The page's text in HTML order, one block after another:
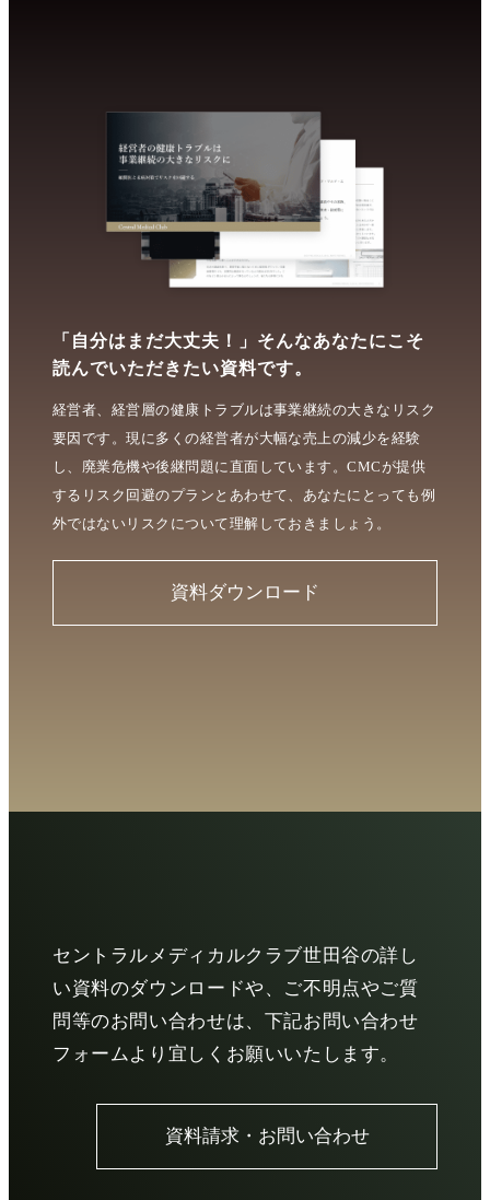
「自分はまだ大丈夫！」そんなあなたにこそ
読んでいただきたい資料です。
経営者、経営層の健康トラブルは事業継続の大きなリスク
要因です。現に多くの経営者が大幅な売上の減少を経験
し、廃業危機や後継問題に直面しています。CMCが提供
するリスク回避のプランとあわせて、あなたにとっても例
外ではないリスクについて理解しておきましょう。
資料ダウンロード
セントラルメディカルクラブ世田谷の詳し
い資料のダウンロードや、ご不明点やご質
問等のお問い合わせは、下記お問い合わせ
フォームより宜しくお願いいたします。
資料請求・お問い合わせ